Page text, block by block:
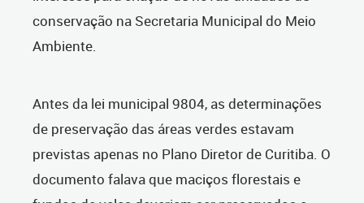
conservação na Secretaria Municipal do Meio
Ambiente.
Antes da lei municipal 9804, as determinações
de preservação das áreas verdes estavam
previstas apenas no Plano Diretor de Curitiba. O
documento falava que maciços florestais e